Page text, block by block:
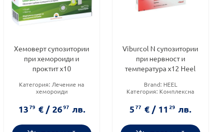
Хемоверт супозитории
при хемороиди и
проктит х10
Категория: Лечение на
хемороиди
1379 € / 2697 лв.
Viburcol N супозитории
при нервност и
температура х12 Heel
Brand: HEEL
Категория: Комплексна
Предназначено за:
бебета
577 € / 1129 лв.